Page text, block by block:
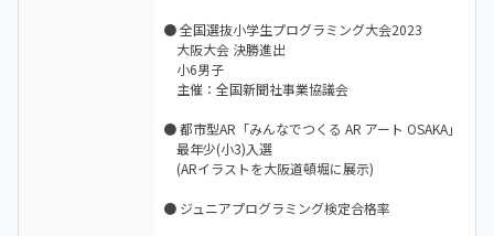
● 全国選抜小学生プログラミング大会2023
大阪大会 決勝進出
小6男子
主催：全国新聞社事業協議会
● 都市型AR「みんなでつくる AR アート OSAKA」
最年少(小3)入選
(ARイラストを大阪道頓堀に展示)
● ジュニアプログラミング検定合格率